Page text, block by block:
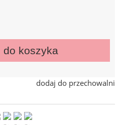
do koszyka
dodaj do przechowalni